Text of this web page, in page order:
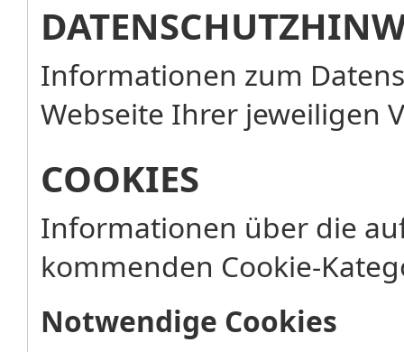
Informationen zum
Webseite Ihrer jeweiligen
COOKIES
Informationen über die
kommenden Cookie-
Notwendige Cookies